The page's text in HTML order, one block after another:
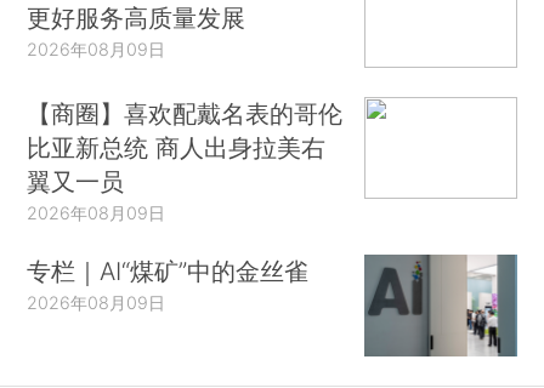
更好服务高质量发展
2026年08月09日
【商圈】喜欢配戴名表的哥伦
比亚新总统 商人出身拉美右
翼又一员
2026年08月09日
专栏｜AI“煤矿”中的金丝雀
2026年08月09日